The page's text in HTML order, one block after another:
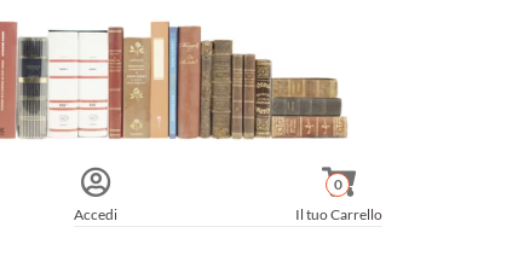
Accedi Il tuo Carrello
0